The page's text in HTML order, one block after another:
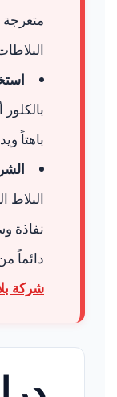
بالكلور
باهتاً
البلاط
نفاذة
دائماً
شركة